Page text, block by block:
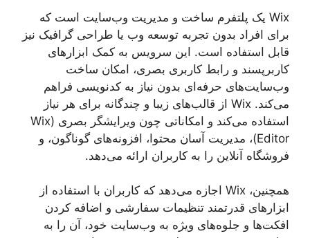
Wix یک پلتفرم ساخت و مدیریت وب‌سایت است که
برای افراد بدون تجربه توسعه وب یا طراحی گرافیک نیز
قابل استفاده است. این سرویس به کمک ابزارهای
کاربرپسند و رابط کاربری بصری، امکان ساخت
وب‌سایت‌های حرفه‌ای بدون نیاز به کدنویسی فراهم
می‌کند. Wix از قالب‌های زیبا و چندگانه برای هر نیاز
استفاده می‌کند و امکاناتی چون ویرایشگر بصری (Wix
Editor)، مدیریت آسان محتوا، افزونه‌های گوناگون، و
فروشگاه آنلاین را به کاربران ارائه می‌دهد.
همچنین، Wix اجازه می‌دهد که کاربران با استفاده از
ابزارهای قدرتمند تنظیمات سفارشی و اضافه کردن
افکت‌ها و جلوه‌های ویژه به وب‌سایت خود، آن را به